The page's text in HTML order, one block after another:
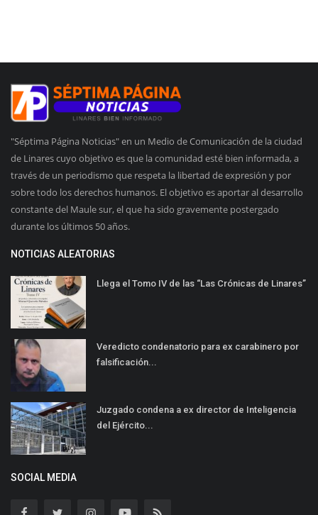
"Séptima Página Noticias" en un Medio de Comunicación de la ciudad
de Linares cuyo objetivo es que la comunidad esté bien informada, a
través de un periodismo que respeta la libertad de expresión y por
sobre todo los derechos humanos. El objetivo es aportar al desarrollo
constante del Maule sur, el que ha sido gravemente postergado
durante los últimos 50 años.
NOTICIAS ALEATORIAS
Llega el Tomo IV de las “Las Crónicas de Linares”
Veredicto condenatorio para ex carabinero por
falsificación...
Juzgado condena a ex director de Inteligencia
del Ejército...
SOCIAL MEDIA